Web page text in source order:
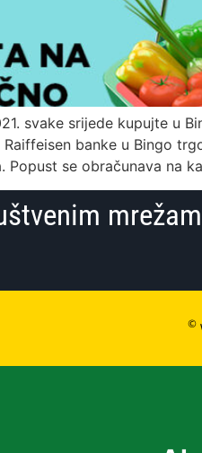
svake srijede kupujte u
banke u Bingo
Popust se obračunava na
©